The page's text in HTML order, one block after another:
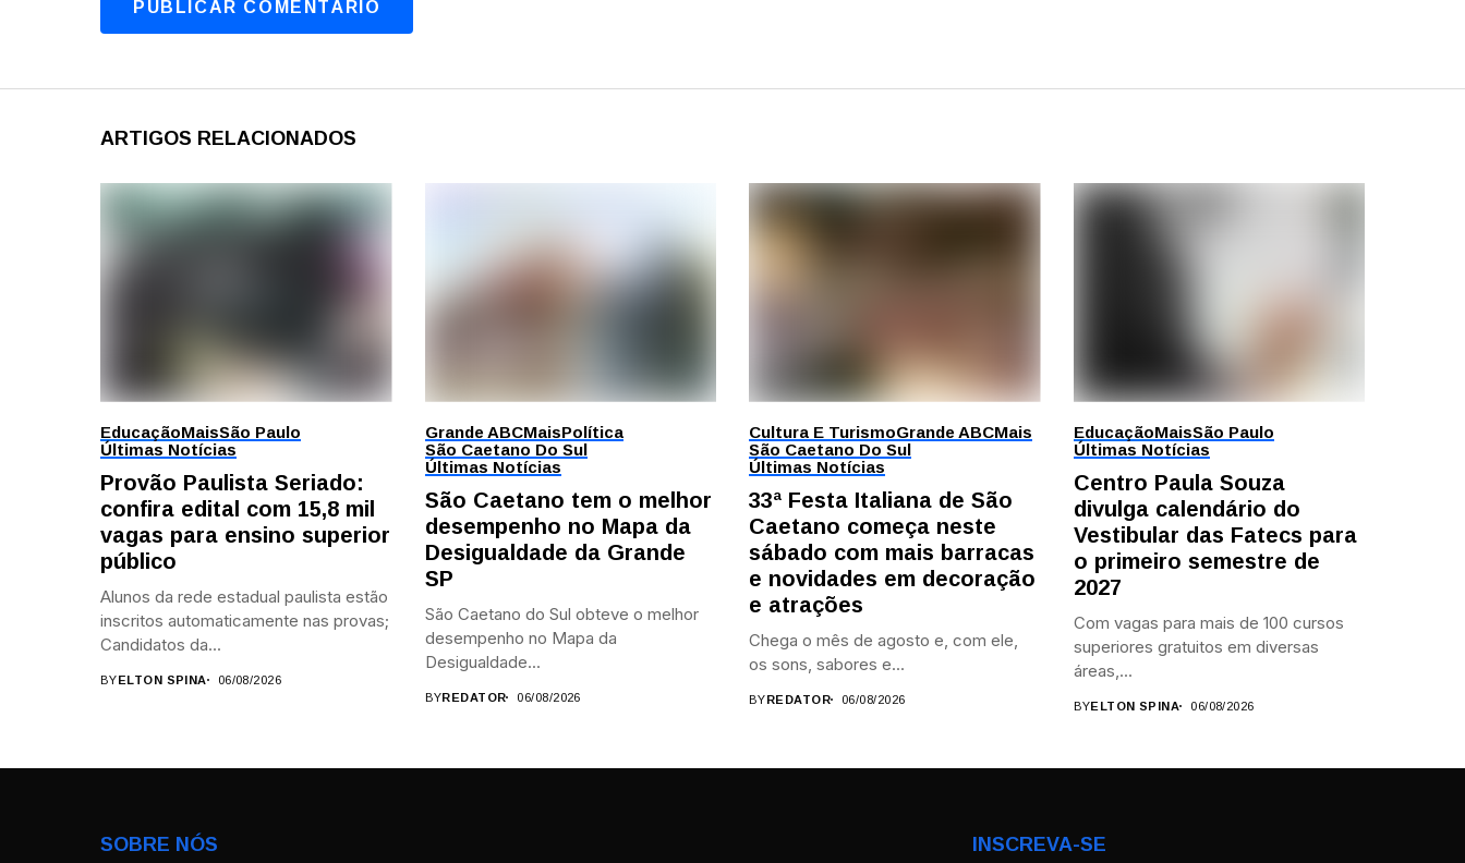
ARTIGOS RELACIONADOS
EducaçãoMaisSão Paulo
Últimas Notícias
Provão Paulista Seriado:
confira edital com 15,8 mil
vagas para ensino superior
público
Alunos da rede estadual paulista estão
inscritos automaticamente nas provas;
Candidatos da...
BYELTON SPINA 06/08/2026
Grande ABCMaisPolítica
São Caetano Do Sul
Últimas Notícias
São Caetano tem o melhor
desempenho no Mapa da
Desigualdade da Grande
SP
São Caetano do Sul obteve o melhor
desempenho no Mapa da
Desigualdade...
BYREDATOR 06/08/2026
Cultura E TurismoGrande ABCMais
São Caetano Do Sul
Últimas Notícias
33ª Festa Italiana de São
Caetano começa neste
sábado com mais barracas
e novidades em decoração
e atrações
Chega o mês de agosto e, com ele,
os sons, sabores e...
BYREDATOR 06/08/2026
EducaçãoMaisSão Paulo
Últimas Notícias
Centro Paula Souza
divulga calendário do
Vestibular das Fatecs para
o primeiro semestre de
2027
Com vagas para mais de 100 cursos
superiores gratuitos em diversas
áreas,...
BYELTON SPINA 06/08/2026
SOBRE NÓS INSCREVA-SE